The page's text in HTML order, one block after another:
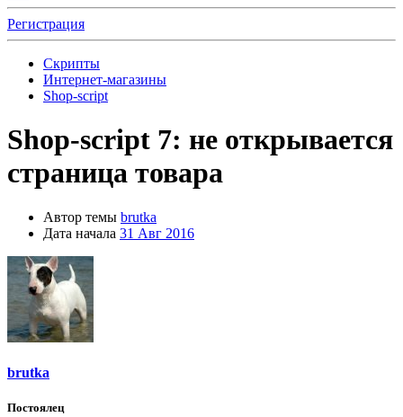
Регистрация
Скрипты
Интернет-магазины
Shop-script
Shop-script 7: не открывается
страница товара
Автор темы brutka
Дата начала 31 Авг 2016
brutka
Постоялец